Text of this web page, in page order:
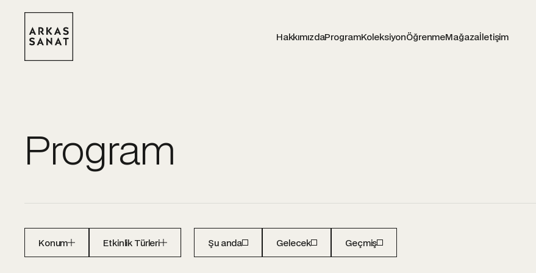
HakkımızdaProgramKoleksiyonÖğrenmeMağazaİletişim
Program
Konum Etkinlik Türleri Şu anda Gelecek Geçmiş